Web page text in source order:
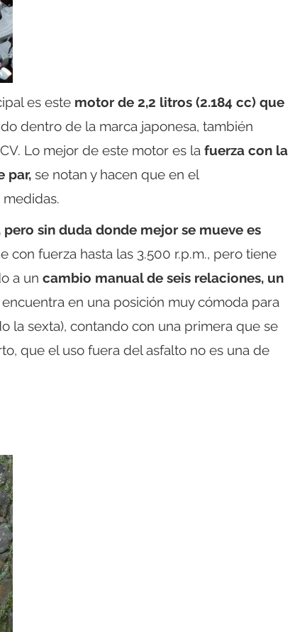
es este motor de 2,2 litros (2.184 cc) que
dentro de la marca japonesa, también
Lo mejor de este motor es la fuerza con la
par, se notan y hacen que en el
pero sin duda donde mejor se mueve es
con fuerza hasta las 3.500 r.p.m., pero tiene
a un cambio manual de seis relaciones, un
en una posición muy cómoda para
la sexta), contando con una primera que se
que el uso fuera del asfalto no es una de